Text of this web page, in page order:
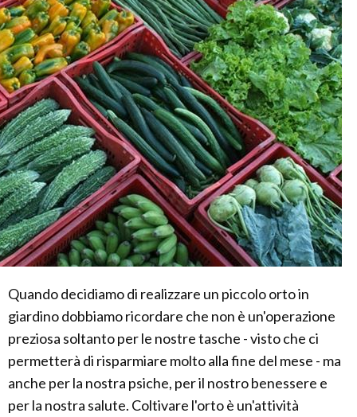
Quando decidiamo di realizzare un piccolo orto in
giardino dobbiamo ricordare che non è un'operazione
preziosa soltanto per le nostre tasche - visto che ci
permetterà di risparmiare molto alla fine del mese - ma
anche per la nostra psiche, per il nostro benessere e
per la nostra salute. Coltivare l'orto è un'attività